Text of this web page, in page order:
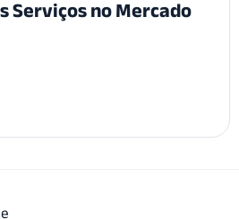
Serviços no Mercado